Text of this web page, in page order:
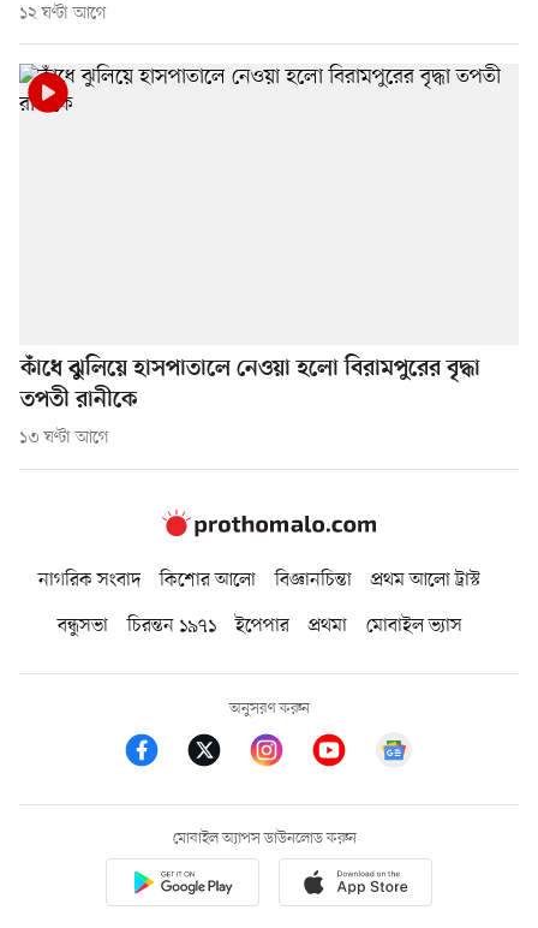
১২ ঘণ্টা আগে
কাঁধে ঝুলিয়ে হাসপাতালে নেওয়া হলো বিরামপুরের বৃদ্ধা
তপতী রানীকে
১৩ ঘণ্টা আগে
নাগরিক সংবাদ কিশোর আলো বিজ্ঞানচিন্তা
প্রথম আলো ট্রাস্ট
বন্ধুসভা
চিরন্তন ১৯৭১ ইপেপার প্রথমা মোবাইল ভ্যাস
অনুসরণ করুন
মোবাইল অ্যাপস ডাউনলোড করুন